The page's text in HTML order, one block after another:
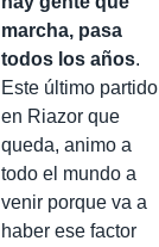
marcha, pasa
todos los años.
Este último partido
en Riazor que
queda, animo a
todo el mundo a
venir porque va a
haber ese factor